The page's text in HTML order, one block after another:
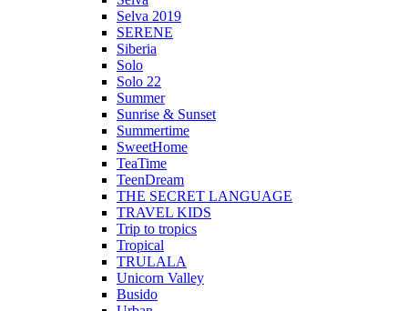
Selva 2019
SERENE
Siberia
Solo
Solo 22
Summer
Sunrise & Sunset
Summertime
SweetHome
TeaTime
TeenDream
THE SECRET LANGUAGE
TRAVEL KIDS
Trip to tropics
Tropical
TRULALA
Unicorn Valley
Busido